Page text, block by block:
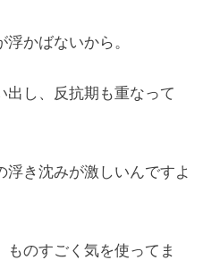
かばないから。
出し、反抗期も重なって
き沈みが激しいんですよ
のすごく気を使ってま